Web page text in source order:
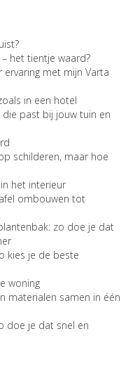
het tientje waard?
ervaring met mijn Varta
in een hotel
past bij jouw tuin en
schilderen, maar hoe
het interieur
ombouwen tot
zo doe je dat
kies je de beste
woning
materialen samen in één
doe je dat snel en